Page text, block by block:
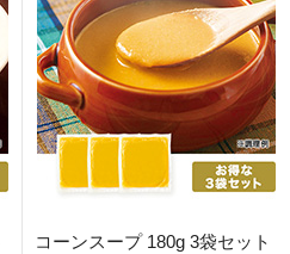
コーンスープ 180g 3袋セット